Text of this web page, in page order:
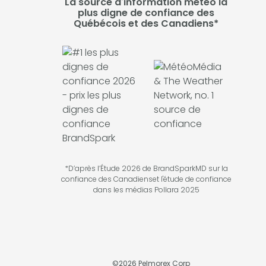
plus digne de confiance des
Québécois et des Canadiens*
*D’après l’Étude 2026 de BrandSparkMD sur la
confiance des Canadienset l'étude de confiance
dans les médias Pollara 2025
©2026 Pelmorex Corp